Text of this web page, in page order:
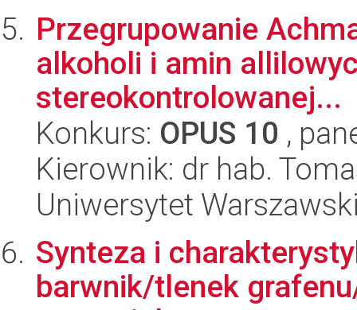
Przegrupowanie
alkoholi i amin
stereokontrolowanej...
Konkurs: OPUS 10 ,
Kierownik: dr hab.
Uniwersytet
Synteza i
barwnik/tlenek